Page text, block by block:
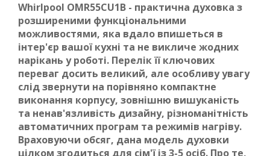
Whirlpool OMR55CU1B - практична духовка з
розширеними функціональними
можливостями, яка вдало впишеться в
інтер'єр вашої кухні та не викличе жодних
нарікань у роботі. Перелік її ключових
переваг досить великий, але особливу увагу
слід звернути на порівняно компактне
виконання корпусу, зовнішню вишуканість
та ненав'язливість дизайну, різноманітність
автоматичних програм та режимів нагріву.
Враховуючи обсяг, дана модель духовки
цілком згодиться для сім'ї із 3-5 осіб. Про те,